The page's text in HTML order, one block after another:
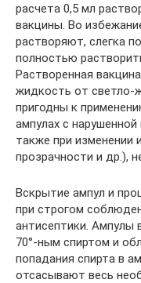
расчета 0,5 мл
вакцины. Во
растворяют, слегка
полностью
Растворенная
жидкость от светло-
пригодны к
ампулах с
также при изменении
прозрачности и др.),
Вскрытие ампул и
при строгом
антисептики. Ампулы
70°-ным спиртом и
попадания спирта в
отсасывают весь